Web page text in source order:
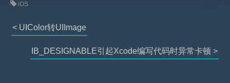
iOS
< UIColor转UIImage
IB_DESIGNABLE引起Xcode编写代码时异常卡顿 >